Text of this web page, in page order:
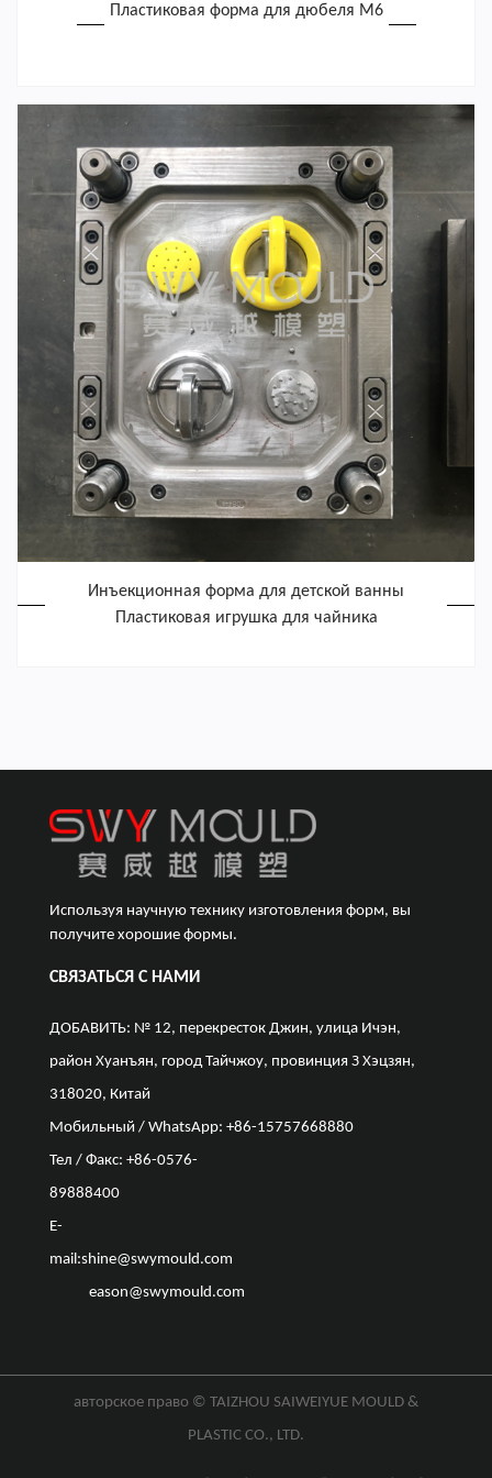
Пластиковая форма для дюбеля M6
Инъекционная форма для детской ванны
Пластиковая игрушка для чайника
Используя научную технику изготовления форм, вы
получите хорошие формы.
СВЯЗАТЬСЯ С НАМИ
ДОБАВИТЬ: № 12, перекресток Джин, улица Ичэн,
район Хуанъян, город Тайчжоу, провинция З Хэцзян,
318020, Китай
Мобильный / WhatsApp: +86-15757668880
Тел / Факс: +86-0576-
89888400
E-
mail:shine@swymould.com
eason@swymould.com
авторское право © TAIZHOU SAIWEIYUE MOULD &
PLASTIC CO., LTD.